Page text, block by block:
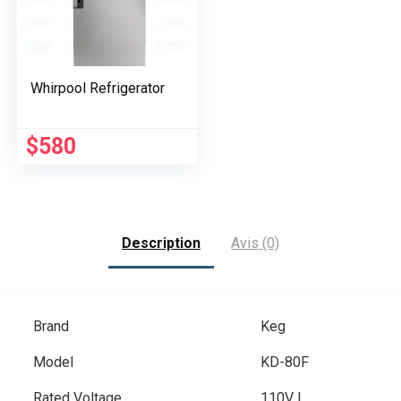
Whirpool Refrigerator
$580
Description Avis (0)
Brand Keg
Model KD-80F